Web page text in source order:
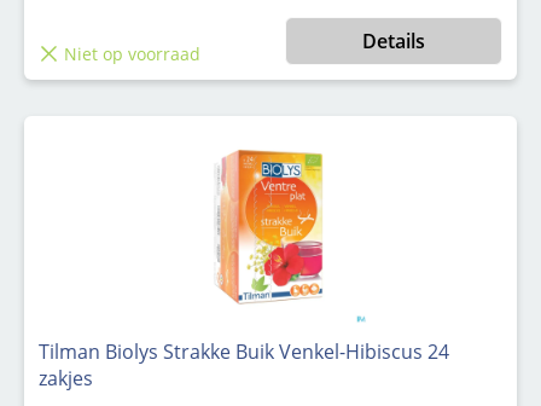
Niet op voorraad Details
Tilman Biolys Strakke Buik Venkel-Hibiscus 24
zakjes